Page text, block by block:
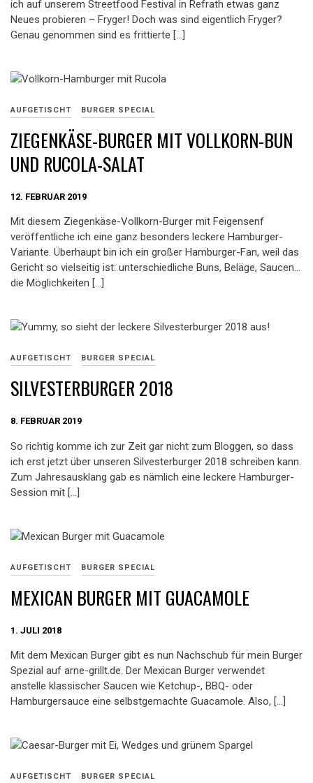
ich auf unserem Streetfood Festival in Refrath etwas ganz
Neues probieren – Fryger! Doch was sind eigentlich Fryger?
Genau genommen sind es frittierte […]
AUFGETISCHT BURGER SPECIAL
ZIEGENKÄSE-BURGER MIT VOLLKORN-BUN
UND RUCOLA-SALAT
12. FEBRUAR 2019
Mit diesem Ziegenkäse-Vollkorn-Burger mit Feigensenf
veröffentliche ich eine ganz besonders leckere Hamburger-
Variante. Überhaupt bin ich ein großer Hamburger-Fan, weil das
Gericht so vielseitig ist: unterschiedliche Buns, Beläge, Saucen…
die Möglichkeiten […]
AUFGETISCHT BURGER SPECIAL
SILVESTERBURGER 2018
8. FEBRUAR 2019
So richtig komme ich zur Zeit gar nicht zum Bloggen, so dass
ich erst jetzt über unseren Silvesterburger 2018 schreiben kann.
Zum Jahresausklang gab es nämlich eine leckere Hamburger-
Session mit […]
AUFGETISCHT BURGER SPECIAL
MEXICAN BURGER MIT GUACAMOLE
1. JULI 2018
Mit dem Mexican Burger gibt es nun Nachschub für mein Burger
Spezial auf arne-grillt.de. Der Mexican Burger verwendet
anstelle klassischer Saucen wie Ketchup-, BBQ- oder
Hamburgersauce eine selbstgemachte Guacamole. Also, […]
AUFGETISCHT BURGER SPECIAL